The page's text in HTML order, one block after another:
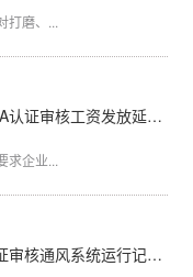
打磨、...
深圳创思维企业解决工厂RBA认证审核工资发放延迟问题
求企业...
深圳创思维企业确保RBA认证审核通风系统运行记录完整